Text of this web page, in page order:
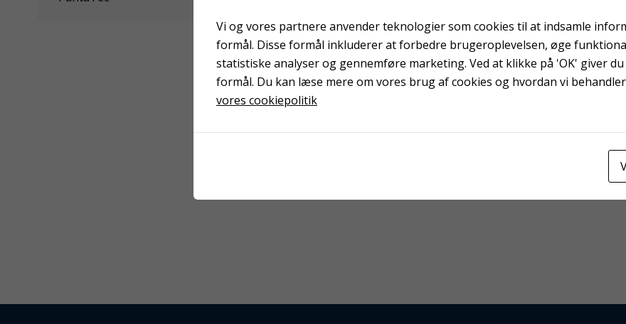
Vi og vores partnere anvender teknologier som cookies til at indsamle
formål. Disse formål inkluderer at forbedre brugeroplevelsen, øge
statistiske analyser og gennemføre marketing. Ved at klikke på 'OK' giver
formål. Du kan læse mere om vores brug af cookies og hvordan vi
vores cookiepolitik